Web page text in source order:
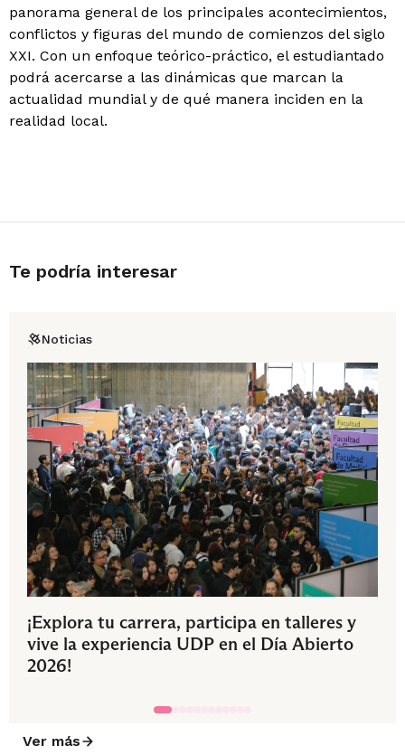
panorama general de los principales acontecimientos,
conflictos y figuras del mundo de comienzos del siglo
XXI. Con un enfoque teórico-práctico, el estudiantado
podrá acercarse a las dinámicas que marcan la
actualidad mundial y de qué manera inciden en la
realidad local.
Te podría interesar
Noticias
¡Explora tu carrera, participa en talleres y
vive la experiencia UDP en el Día Abierto
2026!
Ver más